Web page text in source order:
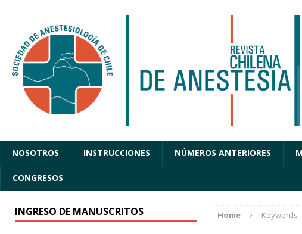
NOSOTROS INSTRUCCIONES NÚMEROS ANTERIORES
CONGRESOS
Home Keywords
INGRESO DE MANUSCRITOS